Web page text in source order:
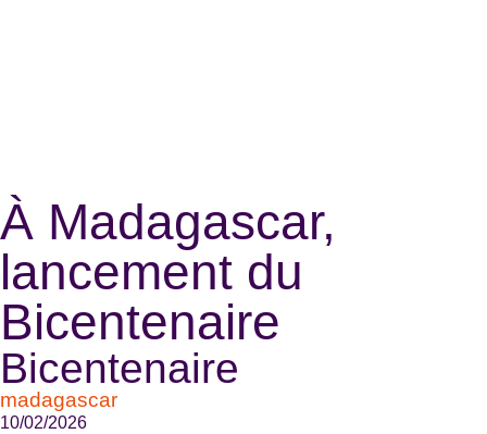
À Madagascar,
lancement du
Bicentenaire
Bicentenaire
madagascar
10/02/2026